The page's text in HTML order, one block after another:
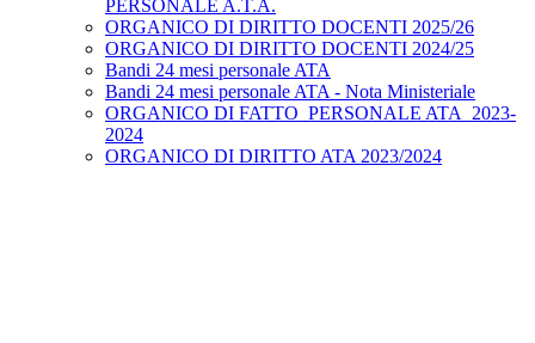
PERSONALE A.T.A.
ORGANICO DI DIRITTO DOCENTI 2025/26
ORGANICO DI DIRITTO DOCENTI 2024/25
Bandi 24 mesi personale ATA
Bandi 24 mesi personale ATA - Nota Ministeriale
ORGANICO DI FATTO_PERSONALE ATA_2023-
2024
ORGANICO DI DIRITTO ATA 2023/2024